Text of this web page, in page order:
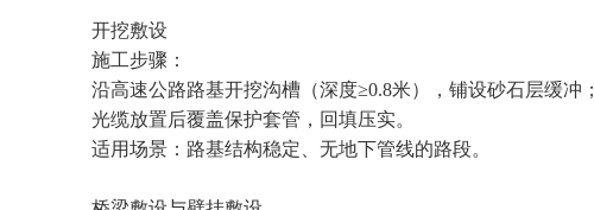
开挖敷设‌
施工步骤‌：
沿高速公路路基开挖沟槽（深度≥0.8米），铺设砂石层缓冲；
光缆放置后覆盖保护套管，回填压实‌。
适用场景‌：路基结构稳定、无地下管线的路段‌。